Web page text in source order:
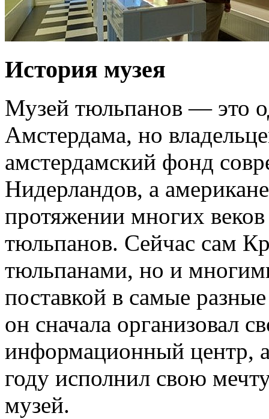
История музея
Музей тюльпанов — это
Амстердама, но
амстердамский фонд
Нидерландов, а
протяжении многих
тюльпанов. Сейчас сам
тюльпанами, но и
поставкой в самые
он сначала организовал
информационный центр,
году исполнил свою
музей.